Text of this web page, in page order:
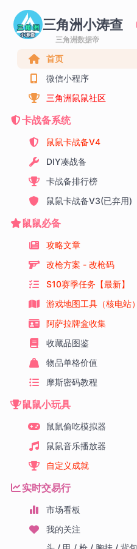
三角洲小涛查
三角洲数据帝
首页
微信小程序
三角洲鼠鼠社区
卡战备系统
鼠鼠卡战备V4
DIY凑战备
卡战备排行榜
鼠鼠卡战备V3(已弃用)
鼠鼠必备
攻略文章
改枪方案 - 改枪码
S10赛季任务【最新】
游戏地图工具（核电站）
阿萨拉牌盒收集
收藏品图鉴
物品单格价值
摩斯密码教程
鼠鼠小玩具
鼠鼠偷吃模拟器
鼠鼠音乐播放器
自定义成就
实时交易行
市场看板
我的关注